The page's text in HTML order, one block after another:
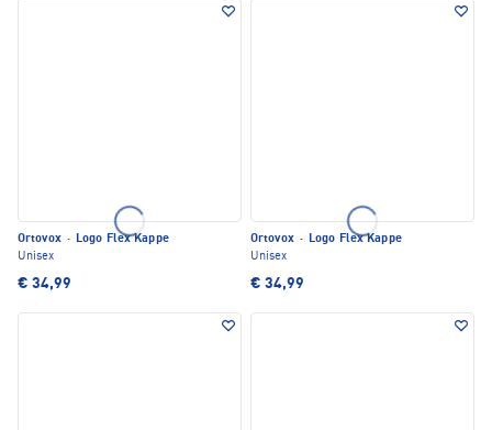
Ortovox · Logo Flex Kappe
Unisex
€ 34,99
Ortovox · Logo Flex Kappe
Unisex
€ 34,99